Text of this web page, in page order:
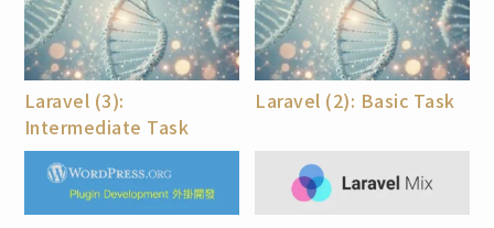
Laravel (3):
Intermediate Task
Laravel (2): Basic Task